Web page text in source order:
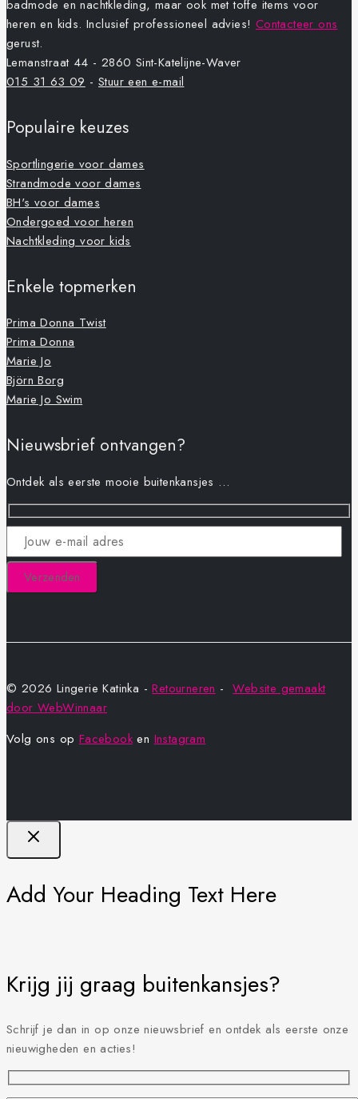
badmode en nachtkleding, maar ook met toffe items voor
heren en kids. Inclusief professioneel advies!Contacteer ons
gerust.
Lemanstraat 44 - 2860 Sint-Katelijne-Waver
015 31 63 09-Stuur een e-mail
Populaire keuzes
Sportlingerie voor dames
Strandmode voor dames
BH's voor dames
Ondergoed voor heren
Nachtkleding voor kids
Enkele topmerken
Prima Donna Twist
Prima Donna
Marie Jo
Björn Borg
Marie Jo Swim
Nieuwsbrief ontvangen?
Ontdek als eerste mooie buitenkansjes …
© 2026 Lingerie Katinka -Retourneren -Website gemaakt
door WebWinnaar
Volg ons op Facebook en Instagram
Add Your Heading Text Here
Krijg jij graag buitenkansjes?
Schrijf je dan in op onze nieuwsbrief en ontdek als eerste onze
nieuwigheden en acties!